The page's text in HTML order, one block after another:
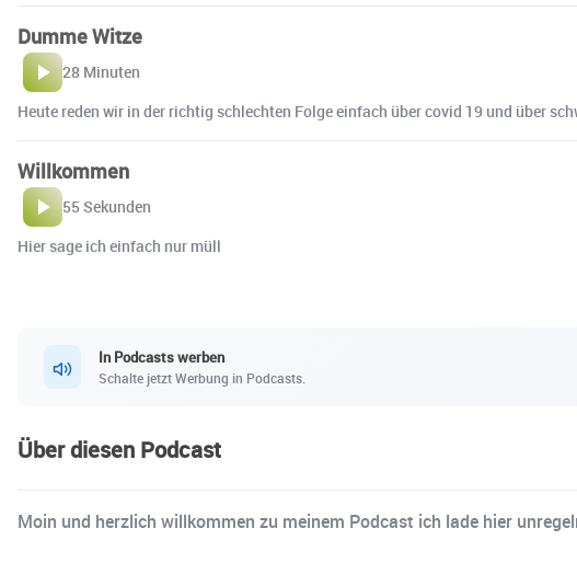
Dumme Witze
28 Minuten
Heute reden wir in der richtig schlechten Folge einfach über covid 19 und über
Willkommen
55 Sekunden
Hier sage ich einfach nur müll
In Podcasts werben
Schalte jetzt Werbung in Podcasts.
Über diesen Podcast
Moin und herzlich willkommen zu meinem Podcast ich lade hier